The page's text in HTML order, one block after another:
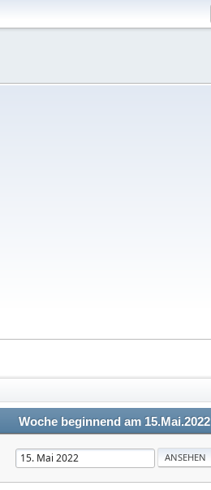
Woche beginnend am 15.Mai.2022